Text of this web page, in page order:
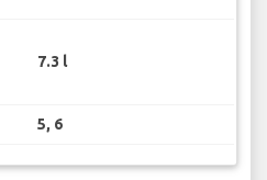
7.3 l
5, 6